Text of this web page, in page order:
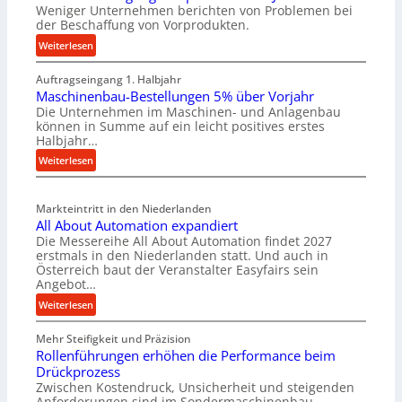
Weniger Unternehmen berichten von Problemen bei
der Beschaffung von Vorprodukten.
Weiterlesen:
M
a
t
e
r
i
a
l
e
r
s
o
u
g
e
n
Auftragseingang 1. Halbjahr
Maschinenbau-Bestellungen 5% über Vorjahr
Die Unternehmen im Maschinen- und Anlagenbau
können in Summe auf ein leicht positives erstes
Halbjahr…
Weiterlesen:
M
s
c
h
i
n
e
n
a
u
-
B
Markteintritt in den Niederlanden
All About Automation expandiert
Die Messereihe All About Automation findet 2027
erstmals in den Niederlanden statt. Und auch in
Österreich baut der Veranstalter Easyfairs sein
Angebot…
Weiterlesen:
A
l
l
A
b
Mehr Steifigkeit und Präzision
Rollenführungen erhöhen die Performance beim
Drückprozess
Zwischen Kostendruck, Unsicherheit und steigenden